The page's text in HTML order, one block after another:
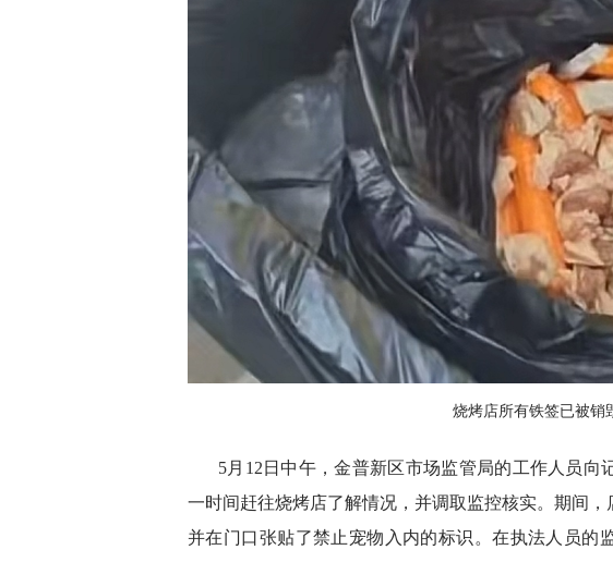
烧烤店所有铁签已被销
5月12日中午，金普新区市场监管局的工作人员向
一时间赶往烧烤店了解情况，并调取监控核实。期间，
并在门口张贴了禁止宠物入内的标识。在执法人员的